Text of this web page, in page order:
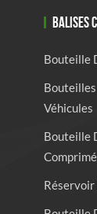
BALISES
Bouteille
Bouteilles
Véhicules
Bouteille
Comprimé
Réservoir